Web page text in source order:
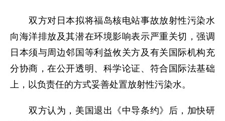
双方对日本拟将福岛核电站事故放射性污染水
向海洋排放及其潜在环境影响表示严重关切，强调
日本须与周边邻国等利益攸关方及有关国际机构充
分协商，在公开透明、科学论证、符合国际法基础
上，以负责任的方式妥善处置放射性污染水。
双方认为，美国退出《中导条约》后，加快研